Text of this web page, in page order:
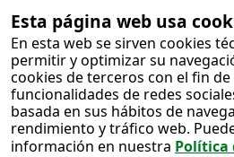
Esta página web usa
En esta web se sirven cookies
permitir y optimizar su
cookies de terceros con el fin
funcionalidades de redes
basada en sus hábitos de
rendimiento y tráfico web.
información en nuestra Política